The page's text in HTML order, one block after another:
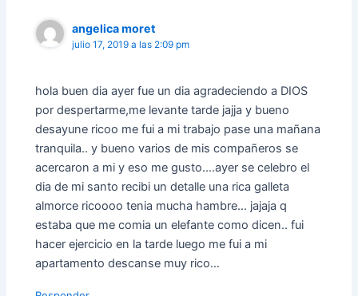
angelica moret
julio 17, 2019 a las 2:09 pm
hola buen dia ayer fue un dia agradeciendo a DIOS
por despertarme,me levante tarde jajja y bueno
desayune ricoo me fui a mi trabajo pase una mañana
tranquila.. y bueno varios de mis compañeros se
acercaron a mi y eso me gusto….ayer se celebro el
dia de mi santo recibi un detalle una rica galleta
almorce ricoooo tenia mucha hambre… jajaja q
estaba que me comia un elefante como dicen.. fui
hacer ejercicio en la tarde luego me fui a mi
apartamento descanse muy rico…